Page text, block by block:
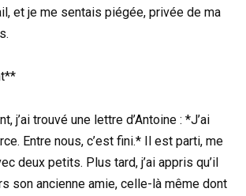
et je me sentais piégée, privée de ma
j’ai trouvé une lettre d’Antoine : *J’ai
Entre nous, c’est fini.* Il est parti, me
deux petits. Plus tard, j’ai appris qu’il
son ancienne amie, celle-là même dont